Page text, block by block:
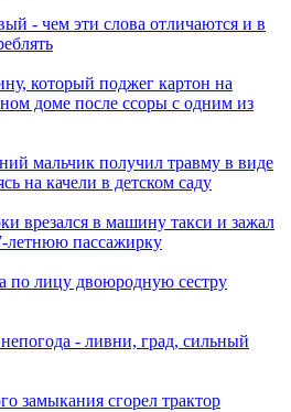
- чем эти слова отличаются и в
который поджег картон на
доме после ссоры с одним из
мальчик получил травму в виде
на качели в детском саду
врезался в машину такси и зажал
летнюю пассажирку
по лицу двоюродную сестру
- ливни, град, сильный
замыкания сгорел трактор